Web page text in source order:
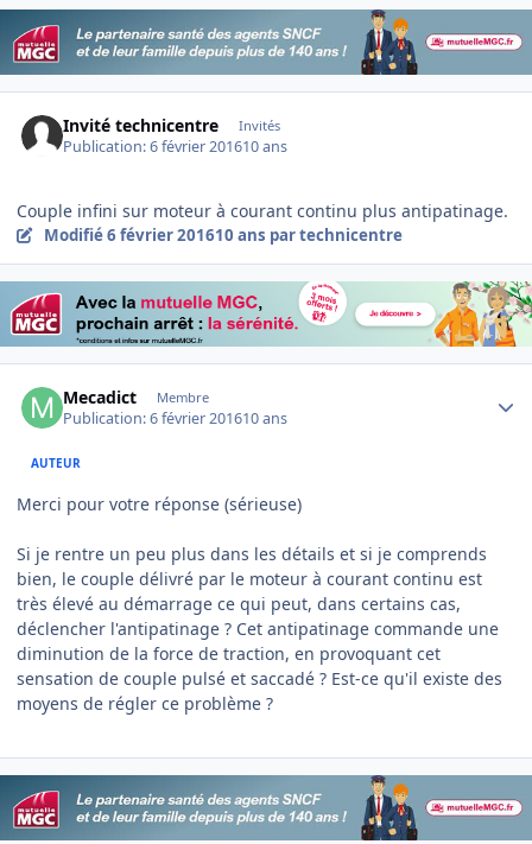
Invité technicentre Invités
Publication:6 février 201610 ans
Couple infini sur moteur à courant continu plus antipatinage.
Modifié6 février 201610 ans par technicentre
Mecadict Membre
Publication:6 février 201610 ans
AUTEUR
Merci pour votre réponse (sérieuse)
Si je rentre un peu plus dans les détails et si je comprends
bien, le couple délivré par le moteur à courant continu est
très élevé au démarrage ce qui peut, dans certains cas,
déclencher l'antipatinage ? Cet antipatinage commande une
diminution de la force de traction, en provoquant cet
sensation de couple pulsé et saccadé ? Est-ce qu'il existe des
moyens de régler ce problème ?